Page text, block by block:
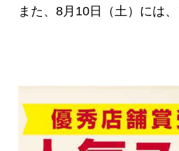
また、8月10日（土）には